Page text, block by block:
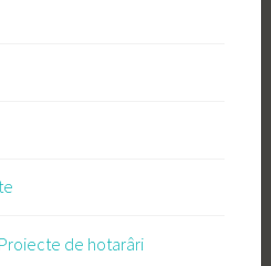
de hotarâri